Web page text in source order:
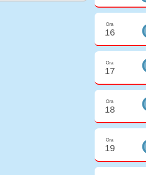
Ora
16
Ora
17
Ora
18
Ora
19